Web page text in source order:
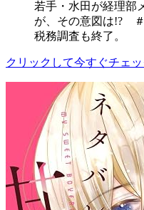
若手・水田が経理部
が、その意図は!?
税務調査も終了。
クリックして今すぐチェッ